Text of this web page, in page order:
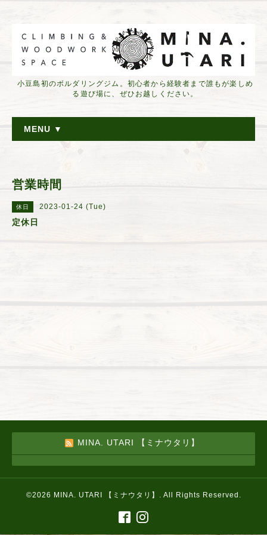
小豆島初のボルダリングジム。初心者から経験者まで誰もが楽しめ
る遊び場に、ぜひお越しください。
MENU ▼
営業時間
休日 2023-01-24 (Tue)
定休日
MINA. UTARI 【ミナウタリ】
©2026 MINA. UTARI 【ミナウタリ】 . All Rights Reserved.